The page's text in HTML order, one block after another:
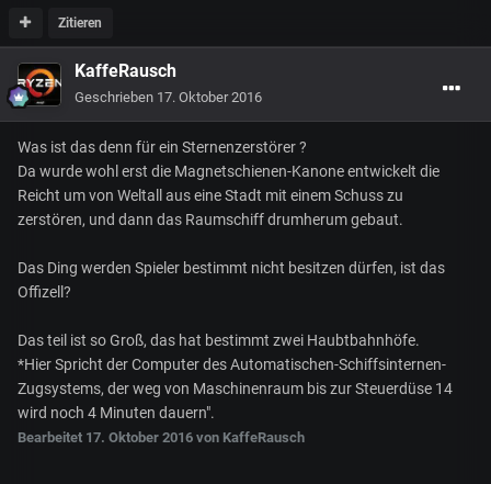
Zitieren
KaffeRausch
Geschrieben 17. Oktober 2016
Was ist das denn für ein Sternenzerstörer ?
Da wurde wohl erst die Magnetschienen-Kanone entwickelt die
Reicht um von Weltall aus eine Stadt mit einem Schuss zu
zerstören, und dann das Raumschiff drumherum gebaut.
Das Ding werden Spieler bestimmt nicht besitzen dürfen, ist das
Offizell?
Das teil ist so Groß, das hat bestimmt zwei Haubtbahnhöfe.
*Hier Spricht der Computer des Automatischen-Schiffsinternen-
Zugsystems, der weg von Maschinenraum bis zur Steuerdüse 14
wird noch 4 Minuten dauern".
Bearbeitet 17. Oktober 2016 von KaffeRausch